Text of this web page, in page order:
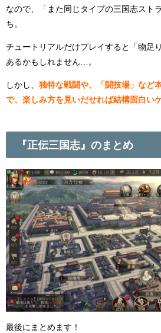
なので、「また同じタイプの三国志スト
ち。
チュートリアルだけプレイすると「物足
あるかもしれません…。
しかし、 独特な戦闘や、「闘技場」など
で、楽しみ方を見いだせれば結構面白い
『正伝三国志』のまとめ
最後にまとめます！